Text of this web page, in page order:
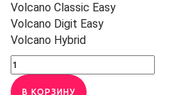
Volcano Classic Easy
Volcano Digit Easy
Volcano Hybrid
В КОРЗИНУ